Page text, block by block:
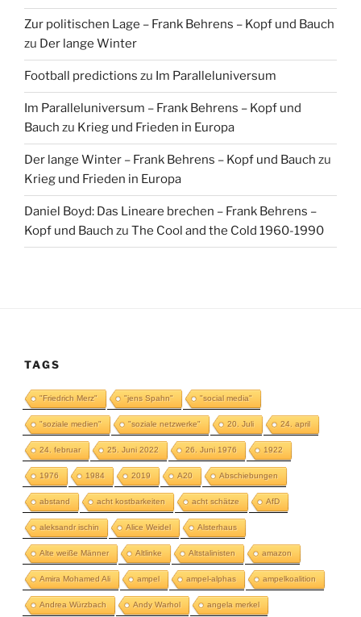
Zur politischen Lage – Frank Behrens – Kopf und Bauch
zu Der lange Winter
Football predictions zu Im Paralleluniversum
Im Paralleluniversum – Frank Behrens – Kopf und
Bauch zu Krieg und Frieden in Europa
Der lange Winter – Frank Behrens – Kopf und Bauch zu
Krieg und Frieden in Europa
Daniel Boyd: Das Lineare brechen – Frank Behrens –
Kopf und Bauch zu The Cool and the Cold 1960-1990
TAGS
"Friedrich Merz" "jens Spahn" "social media"
"soziale medien" "soziale netzwerke" 20. Juli 24. april
24. februar 25. Juni 2022 26. Juni 1976 1922
1976 1984 2019 A20 Abschiebungen
abstand acht kostbarkeiten acht schätze AfD
aleksandr ischin Alice Weidel Alsterhaus
Alte weiße Männer Altlinke Altstalinisten amazon
Amira Mohamed Ali ampel ampel-alphas ampelkoalition
Andrea Würzbach Andy Warhol angela merkel